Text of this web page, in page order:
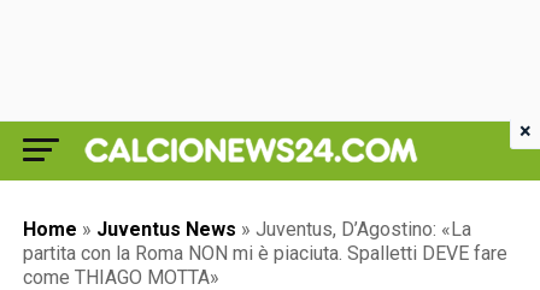
Home » Juventus News » Juventus, D’Agostino: «La
partita con la Roma NON mi è piaciuta. Spalletti DEVE fare
come THIAGO MOTTA»
×